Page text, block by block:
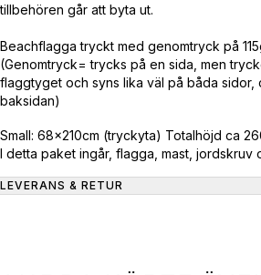
tillbehören går att byta ut.
Beachflagga tryckt med genomtryck på
(Genomtryck= trycks på en sida, men
flaggtyget och syns lika väl på båda
baksidan)
Small: 68x210cm (tryckyta) Totalhöjd ca
I detta paket ingår, flagga, mast, jordskruv
LEVERANS & RETUR